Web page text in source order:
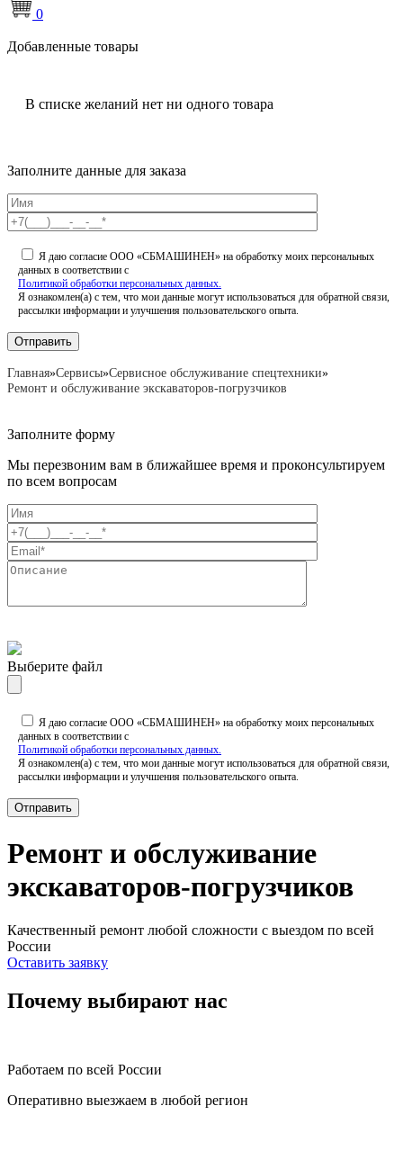
0
Добавленные товары
В списке желаний нет ни одного товара
Заполните данные для заказа
Я даю согласие ООО «СБМАШИНЕН» на обработку моих персональных
данных в соответствии с
Политикой обработки персональных данных.
Я ознакомлен(а) с тем, что мои данные могут использоваться для обратной связи,
рассылки информации и улучшения пользовательского опыта.
Главная»Сервисы»Сервисное обслуживание спецтехники»
Ремонт и обслуживание экскаваторов-погрузчиков
Заполните форму
Мы перезвоним вам в ближайшее время и проконсультируем
по всем вопросам
Выберите файл
Я даю согласие ООО «СБМАШИНЕН» на обработку моих персональных
данных в соответствии с
Политикой обработки персональных данных.
Я ознакомлен(а) с тем, что мои данные могут использоваться для обратной связи,
рассылки информации и улучшения пользовательского опыта.
Ремонт и обслуживание
экскаваторов-погрузчиков
Качественный ремонт любой сложности с выездом по всей
России
Оставить заявку
Почему выбирают нас
Работаем по всей России
Оперативно выезжаем в любой регион